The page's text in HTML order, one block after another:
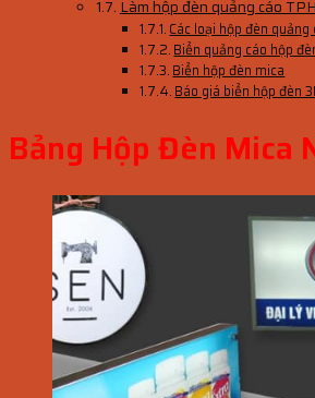
Làm hộp đèn quảng cáo
Các loại hộp đèn quảng
Biển quảng cáo hộp
Biển hộp đèn mica
Báo giá biển hộp đèn
Bảng Hộp Đèn Mica